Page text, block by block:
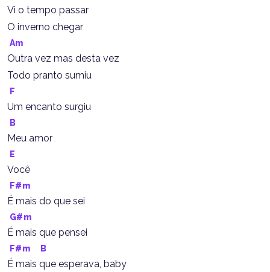
Vi o tempo passar
O inverno chegar
Am
Outra vez mas desta vez
Todo pranto sumiu
F
Um encanto surgiu
B
Meu amor
E
Você
F#m
É mais do que sei
G#m
É mais que pensei
F#m B
É mais que esperava, baby